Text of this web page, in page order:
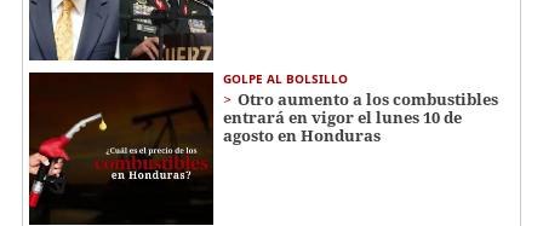
GOLPE AL BOLSILLO
Otro aumento a los combustibles
entrará en vigor el lunes 10 de
agosto en Honduras